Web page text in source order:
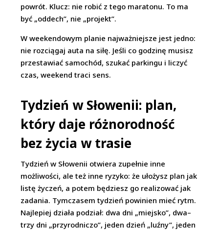
powrót. Klucz: nie robić z tego maratonu. To ma
być „oddech”, nie „projekt”.
W weekendowym planie najważniejsze jest jedno:
nie rozciągaj auta na siłę. Jeśli co godzinę musisz
przestawiać samochód, szukać parkingu i liczyć
czas, weekend traci sens.
Tydzień w Słowenii: plan,
który daje różnorodność
bez życia w trasie
Tydzień w Słowenii otwiera zupełnie inne
możliwości, ale też inne ryzyko: że ułożysz plan jak
listę życzeń, a potem będziesz go realizować jak
zadania. Tymczasem tydzień powinien mieć rytm.
Najlepiej działa podział: dwa dni „miejsko”, dwa–
trzy dni „przyrodniczo”, jeden dzień „luźny”, jeden